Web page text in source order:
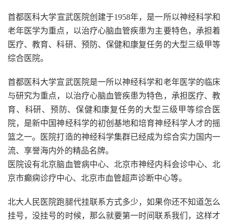
首都医科大学宣武医院创建于1958年，是一所以神经科学和
老年医学为重点，以治疗心脑血管疾患为主要特色，承担着
医疗、教育、科研、预防、保健和康复任务的大型三级甲等
综合医院。
首都医科大学宣武医院是一所以神经科学和老年医学的临床
与研究为重点，以治疗心脑血管疾患为特色，承担医疗、教
育、科研、预防、保健和康复任务的大型三级甲等综合医
院，是新中国神经科学的初创基地和培育神经科学人才的摇
篮之一。医院打造的神经科学集群已经成为综合实力国内一
流、享誉海内外的精品名牌。
医院设有北京脑血管病中心、北京市神经内科会诊中心、北
京市癫痫诊疗中心、北京市血管超声诊断中心等。
北大人民医院跑腿代挂联系方式多少，如果你还不知道怎么
挂号，没挂号的时候，那么就要第一时间联系我们，这样才